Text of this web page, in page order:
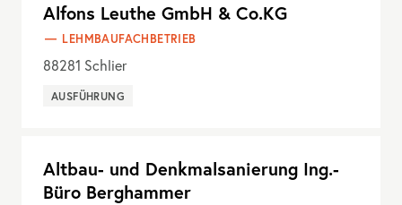
Alfons Leuthe GmbH & Co.KG
LEHMBAUFACHBETRIEB
88281 Schlier
AUSFÜHRUNG
Altbau- und Denkmalsanierung Ing.-
Büro Berghammer